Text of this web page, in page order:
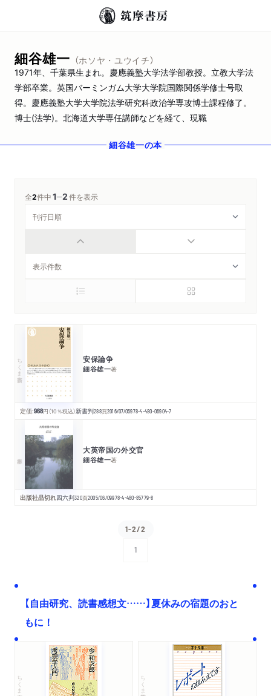
細谷雄一 （ホソヤ・ユウイチ）
1971年、千葉県生まれ。慶應義塾大学法学部教授。立教大学法
学部卒業。英国バーミンガム大学大学院国際関係学修士号取
得。慶應義塾大学大学院法学研究科政治学専攻博士課程修了。
博士(法学)。北海道大学専任講師などを経て、現職
細谷雄一の本
全2件中1─2件を表示
ちくま新書 安保論争
細谷雄一著
定価:968円 （10％税込）新書判288頁2016/07/05978-4-480-06904-7
大英帝国の外交官
細谷雄一著
出版社品切れ四六判320頁2005/06/09978-4-480-85779-8
1-2/2
1
【自由研究、読書感想文……】夏休みの宿題のおと
もに！
ちくま文庫 ちくま学芸文庫